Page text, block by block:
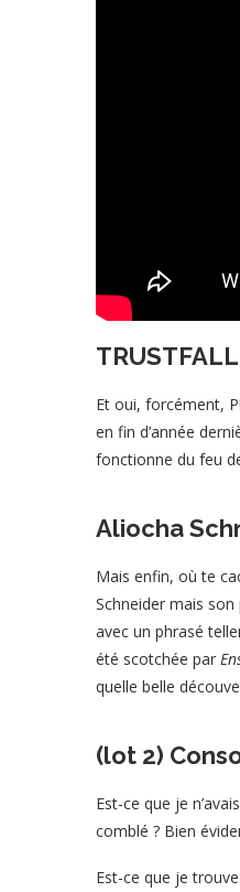
Et oui, forcément,
en fin d’année
fonctionne du feu
Aliocha
Mais enfin, où te
Schneider mais
avec un phrasé
été scotchée par
quelle belle
(lot 2)
Est-ce que je
comblé ? Bien
Est-ce que je